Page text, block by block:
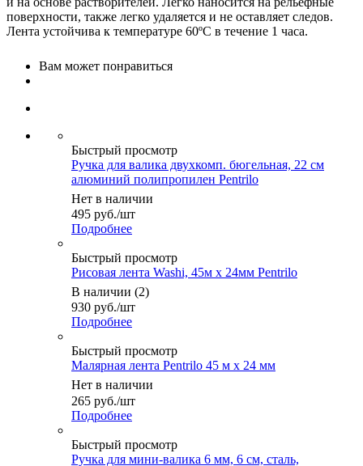
поверхности, также легко удаляется и не оставляет следов.
Лента устойчива к температуре 60ºC в течение 1 часа.
Вам может понравиться
Быстрый просмотр
Ручка для валика двухкомп. бюгельная, 22 см
алюминий полипропилен Pentrilo
Нет в наличии
495 руб./шт
Подробнее
Быстрый просмотр
Рисовая лента Washi, 45м х 24мм Pentrilo
В наличии (2)
930 руб./шт
Подробнее
Быстрый просмотр
Малярная лента Pentrilo 45 м х 24 мм
Нет в наличии
265 руб./шт
Подробнее
Быстрый просмотр
Ручка для мини-валика 6 мм, 6 см, сталь,